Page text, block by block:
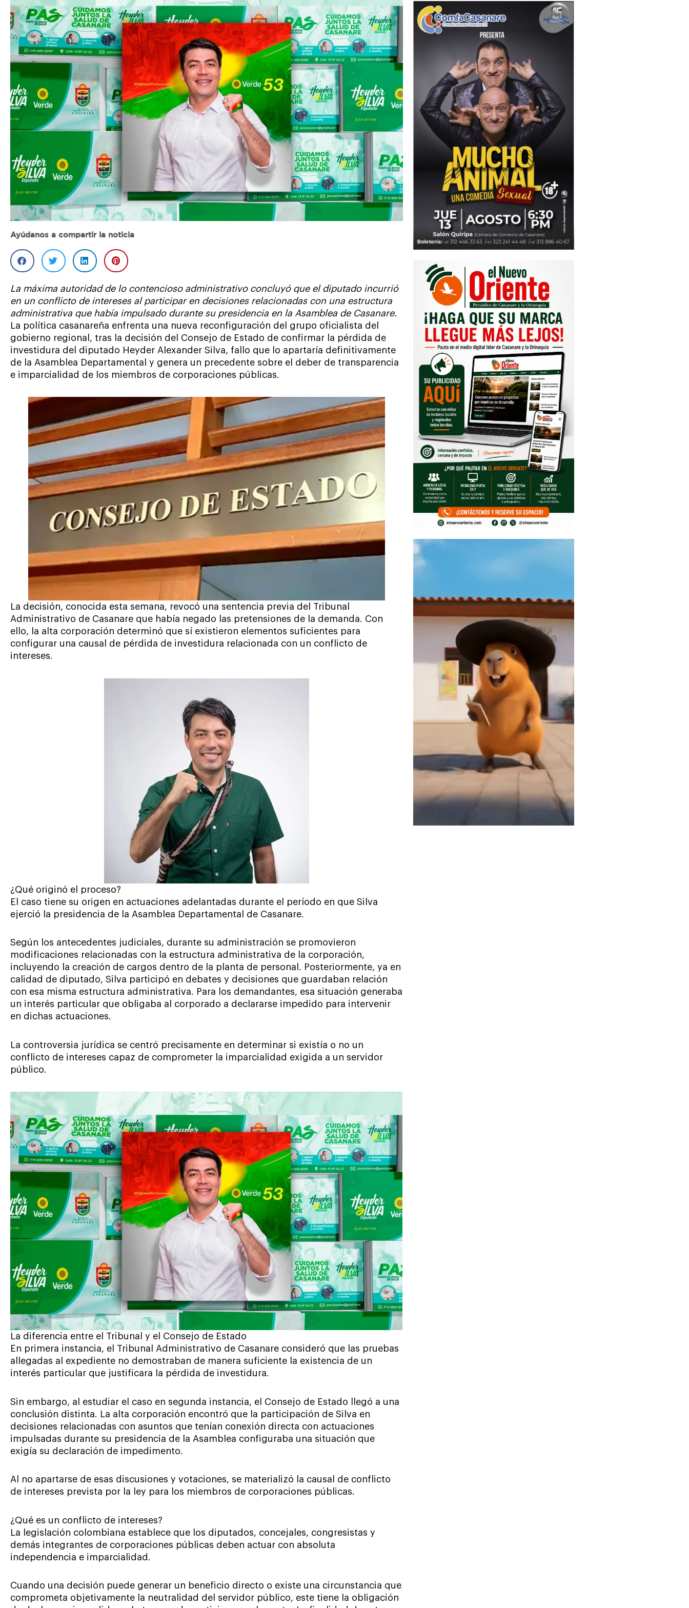
Ayúdanos a compartir la noticia
La máxima autoridad de lo contencioso administrativo concluyó que el diputado incurrió
en un conflicto de intereses al participar en decisiones relacionadas con una estructura
administrativa que había impulsado durante su presidencia en la Asamblea de Casanare.
La política casanareña enfrenta una nueva reconfiguración del grupo oficialista del
gobierno regional, tras la decisión del Consejo de Estado de confirmar la pérdida de
investidura del diputado Heyder Alexander Silva, fallo que lo apartaría definitivamente
de la Asamblea Departamental y genera un precedente sobre el deber de transparencia
e imparcialidad de los miembros de corporaciones públicas.
La decisión, conocida esta semana, revocó una sentencia previa del Tribunal
Administrativo de Casanare que había negado las pretensiones de la demanda. Con
ello, la alta corporación determinó que sí existieron elementos suficientes para
configurar una causal de pérdida de investidura relacionada con un conflicto de
intereses.
¿Qué originó el proceso?
El caso tiene su origen en actuaciones adelantadas durante el período en que Silva
ejerció la presidencia de la Asamblea Departamental de Casanare.
Según los antecedentes judiciales, durante su administración se promovieron
modificaciones relacionadas con la estructura administrativa de la corporación,
incluyendo la creación de cargos dentro de la planta de personal. Posteriormente, ya en
calidad de diputado, Silva participó en debates y decisiones que guardaban relación
con esa misma estructura administrativa. Para los demandantes, esa situación generaba
un interés particular que obligaba al corporado a declararse impedido para intervenir
en dichas actuaciones.
La controversia jurídica se centró precisamente en determinar si existía o no un
conflicto de intereses capaz de comprometer la imparcialidad exigida a un servidor
público.
La diferencia entre el Tribunal y el Consejo de Estado
En primera instancia, el Tribunal Administrativo de Casanare consideró que las pruebas
allegadas al expediente no demostraban de manera suficiente la existencia de un
interés particular que justificara la pérdida de investidura.
Sin embargo, al estudiar el caso en segunda instancia, el Consejo de Estado llegó a una
conclusión distinta. La alta corporación encontró que la participación de Silva en
decisiones relacionadas con asuntos que tenían conexión directa con actuaciones
impulsadas durante su presidencia de la Asamblea configuraba una situación que
exigía su declaración de impedimento.
Al no apartarse de esas discusiones y votaciones, se materializó la causal de conflicto
de intereses prevista por la ley para los miembros de corporaciones públicas.
¿Qué es un conflicto de intereses?
La legislación colombiana establece que los diputados, concejales, congresistas y
demás integrantes de corporaciones públicas deben actuar con absoluta
independencia e imparcialidad.
Cuando una decisión puede generar un beneficio directo o existe una circunstancia que
comprometa objetivamente la neutralidad del servidor público, este tiene la obligación